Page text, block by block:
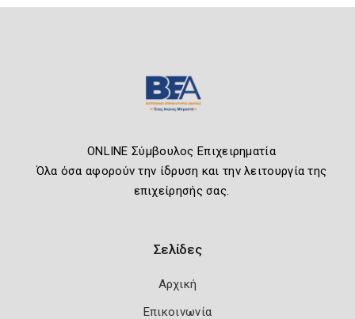
ONLINE Σύμβουλος Επιχειρηματία
Όλα όσα αφορούν την ίδρυση και την λειτουργία της
επιχείρησής σας.
Σελίδες
Αρχική
Επικοινωνία